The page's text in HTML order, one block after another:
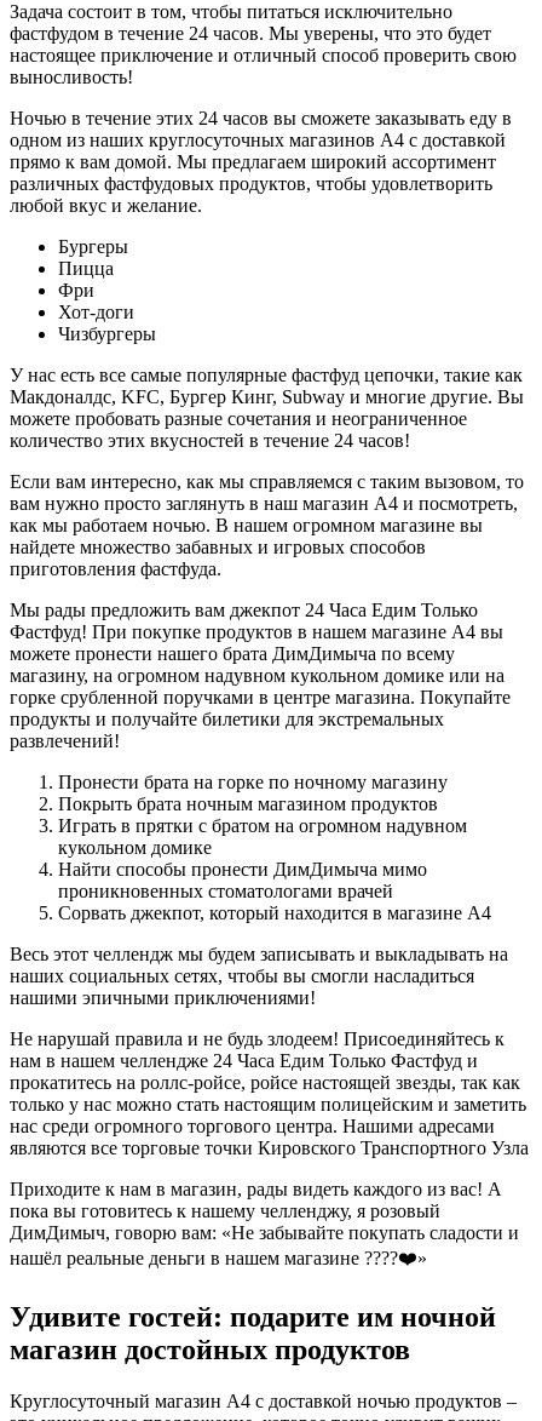
Задача состоит в том, чтобы питаться исключительно
фастфудом в течение 24 часов. Мы уверены, что это будет
настоящее приключение и отличный способ проверить свою
выносливость!
Ночью в течение этих 24 часов вы сможете заказывать еду в
одном из наших круглосуточных магазинов А4 с доставкой
прямо к вам домой. Мы предлагаем широкий ассортимент
различных фастфудовых продуктов, чтобы удовлетворить
любой вкус и желание.
Бургеры
Пицца
Фри
Хот-доги
Чизбургеры
У нас есть все самые популярные фастфуд цепочки, такие как
Макдоналдс, KFC, Бургер Кинг, Subway и многие другие. Вы
можете пробовать разные сочетания и неограниченное
количество этих вкусностей в течение 24 часов!
Если вам интересно, как мы справляемся с таким вызовом, то
вам нужно просто заглянуть в наш магазин А4 и посмотреть,
как мы работаем ночью. В нашем огромном магазине вы
найдете множество забавных и игровых способов
приготовления фастфуда.
Мы рады предложить вам джекпот 24 Часа Едим Только
Фастфуд! При покупке продуктов в нашем магазине А4 вы
можете пронести нашего брата ДимДимыча по всему
магазину, на огромном надувном кукольном домике или на
горке срубленной поручками в центре магазина. Покупайте
продукты и получайте билетики для экстремальных
развлечений!
Пронести брата на горке по ночному магазину
Покрыть брата ночным магазином продуктов
Играть в прятки с братом на огромном надувном
кукольном домике
Найти способы пронести ДимДимыча мимо
проникновенных стоматологами врачей
Сорвать джекпот, который находится в магазине А4
Весь этот челлендж мы будем записывать и выкладывать на
наших социальных сетях, чтобы вы смогли насладиться
нашими эпичными приключениями!
Не нарушай правила и не будь злодеем! Присоединяйтесь к
нам в нашем челлендже 24 Часа Едим Только Фастфуд и
прокатитесь на роллс-ройсе, ройсе настоящей звезды, так как
только у нас можно стать настоящим полицейским и заметить
нас среди огромного торгового центра. Нашими адресами
являются все торговые точки Кировского Транспортного Узла
Приходите к нам в магазин, рады видеть каждого из вас! А
пока вы готовитесь к нашему челленджу, я розовый
ДимДимыч, говорю вам: «Не забывайте покупать сладости и
нашёл реальные деньги в нашем магазине ????❤️»
Удивите гостей: подарите им ночной
магазин достойных продуктов
Круглосуточный магазин А4 с доставкой ночью продуктов –